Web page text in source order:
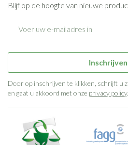
Blijf op de hoogte van nieuwe
Inschrijven
Door op inschrijven te klikken, schrijft u
en gaat u akkoord met onze privacy policy.